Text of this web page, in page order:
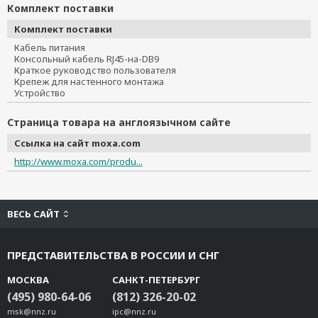
Комплект поставки
Комплект поставки
Кабель питания
Консольный кабель RJ45-на-DB9
Краткое руководство пользователя
Крепеж для настенного монтажа
Устройство
Страница товара на англоязычном сайте
Ссылка на сайт moxa.com
http://www.moxa.com/produ...
ВЕСЬ САЙТ
ПРЕДСТАВИТЕЛЬСТВА В РОССИИ И СНГ
МОСКВА
(495) 980-64-06
msk@nnz.ru
САНКТ-ПЕТЕРБУРГ
(812) 326-20-02
ipc@nnz.ru